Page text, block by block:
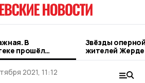
В
прошёл
Звёзды
жителей
2021, 11:12